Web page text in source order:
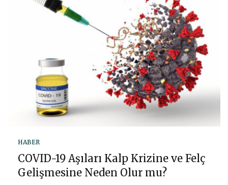
HABER
COVID-19 Aşıları Kalp Krizine ve Felç
Gelişmesine Neden Olur mu?